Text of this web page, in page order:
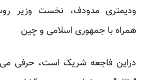
ودیمتری مدودف، نخست وزیر
همراه با جمهوری اسلامی و چین
دراین فاجعه شریک است، حرفی